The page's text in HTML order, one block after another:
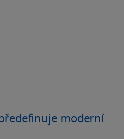
moderní